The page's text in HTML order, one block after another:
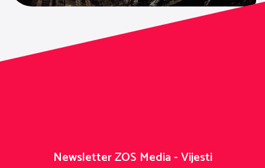
Newsletter ZOS Media - Vijesti